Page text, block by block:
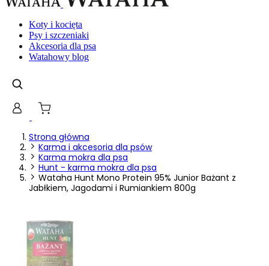
Koty i kocięta
Psy i szczeniaki
Akcesoria dla psa
Watahowy blog
Strona główna
Karma i akcesoria dla psów
Karma mokra dla psa
Hunt - karma mokra dla psa
Wataha Hunt Mono Protein 95% Junior Bażant z
Jabłkiem, Jagodami i Rumiankiem 800g
Statystyka
Statystyczne pliki cookie pomagają właścicielem stron
gromadząc i zgłaszając anonimowe informacje.
Nieklasyfikowane pliki cookie, to pliki, które są w